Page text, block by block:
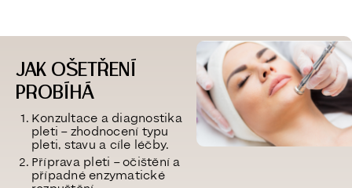
JAK OŠETŘENÍ
PROBÍHÁ
Konzultace a diagnostika
pleti – zhodnocení typu
pleti, stavu a cíle léčby.
Příprava pleti – očištění a
případné enzymatické